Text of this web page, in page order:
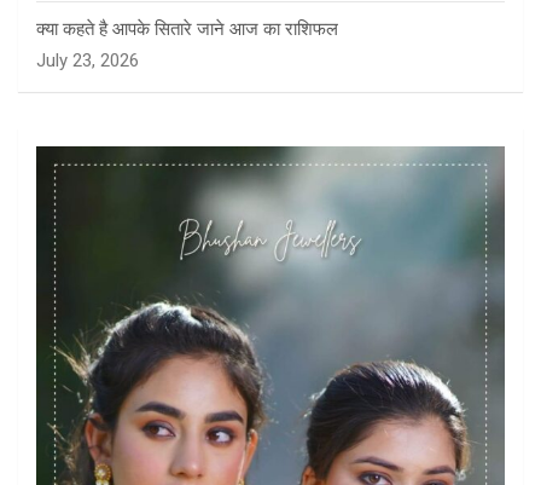
क्या कहते है आपके सितारे जाने आज का राशिफल
July 23, 2026